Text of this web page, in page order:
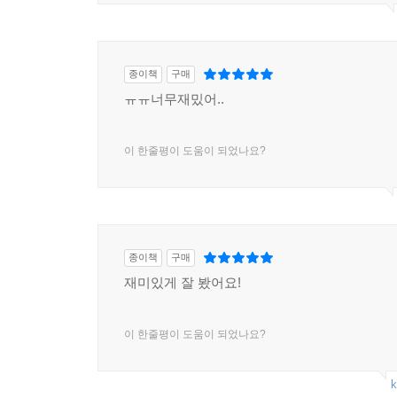
종이책 구매
ㅠㅠ너무재밌어..
이 한줄평이 도움이 되었나요?
종이책 구매
재미있게 잘 봤어요!
이 한줄평이 도움이 되었나요?